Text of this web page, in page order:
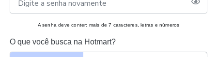
A senha deve conter: mais de 7 caracteres, letras e números
O que você busca na Hotmart?